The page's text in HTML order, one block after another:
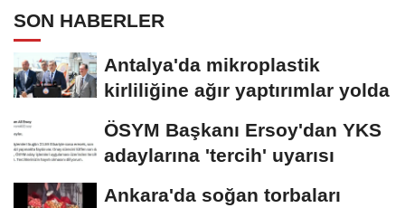
SON HABERLER
Antalya'da mikroplastik
kirliliğine ağır yaptırımlar yolda
ÖSYM Başkanı Ersoy'dan YKS
adaylarına 'tercih' uyarısı
Ankara'da soğan torbaları